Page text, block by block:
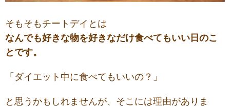
そもそもチートデイとは
なんでも好きな物を好きなだけ食べてもいい日のこ
とです。
「ダイエット中に食べてもいいの？」
と思うかもしれませんが、そこには理由がありま